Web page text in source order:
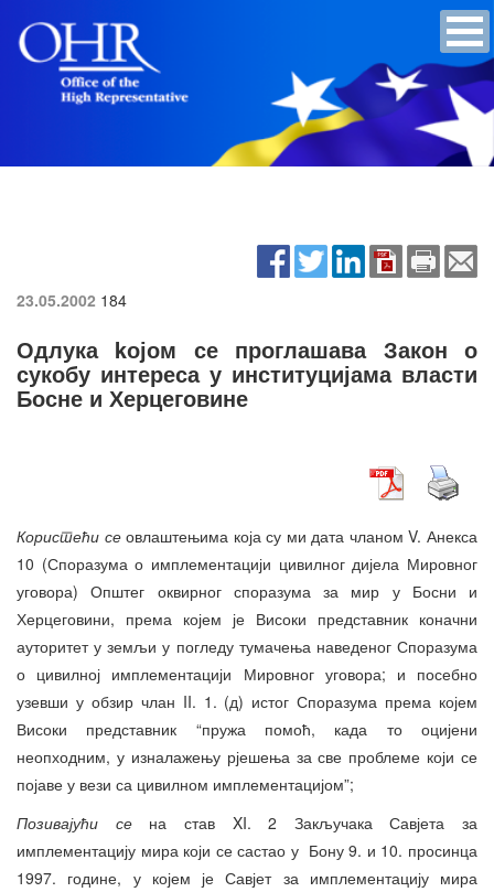
23.05.2002 184
Одлука kојом се проглашава Закон о
сукобу интереса у институцијама власти
Босне и Херцеговине
Користећи сеовлаштењима која су ми дата чланом V. Анекса
10 (Споразума о имплементацији цивилног дијела Мировног
уговора) Општег оквирног споразума за мир у Босни и
Херцеговини, према којем је Високи представник коначни
ауторитет у земљи у погледу тумачења наведеног Споразума
о цивилној имплементацији Мировног уговора; и посебно
узевши у обзир члан II. 1. (д) истог Споразума према којем
Високи представник “пружа помоћ, када то оцијени
неопходним, у изналажењу рјешења за све проблеме који се
појаве у вези са цивилном имплементацијом”;
Позивајући сена став XI. 2 Закључака Савјета за
имплементацију мира који се састао у Бону 9. и 10. просинца
1997. године, у којем је Савјет за имплементацију мира